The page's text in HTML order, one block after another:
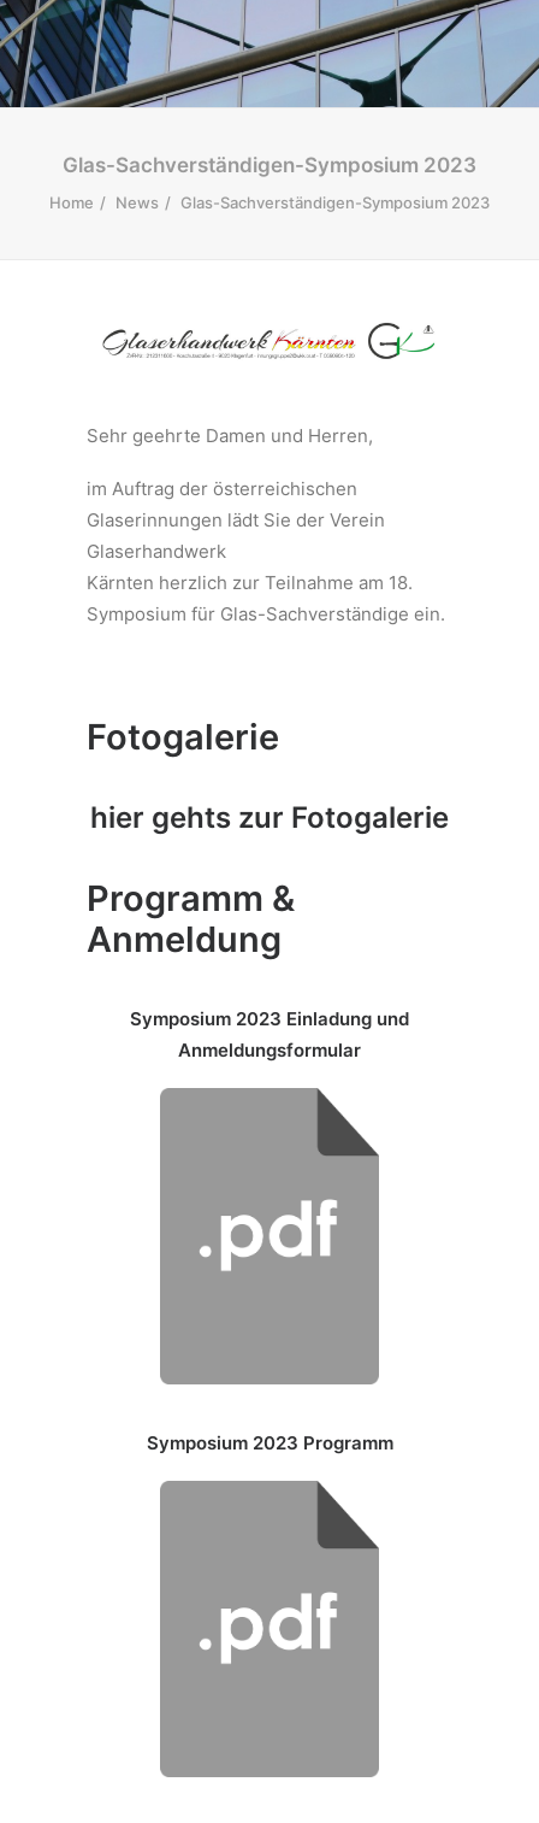
Glas-Sachverständigen-Symposium 2023
Home News Glas-Sachverständigen-Symposium 2023
Sehr geehrte Damen und Herren,
im Auftrag der österreichischen
Glaserinnungen lädt Sie der Verein
Glaserhandwerk
Kärnten herzlich zur Teilnahme am 18.
Symposium für Glas-Sachverständige ein.
Fotogalerie
hier gehts zur Fotogalerie
Programm &
Anmeldung
Symposium 2023 Einladung und
Anmeldungsformular
Symposium 2023 Programm